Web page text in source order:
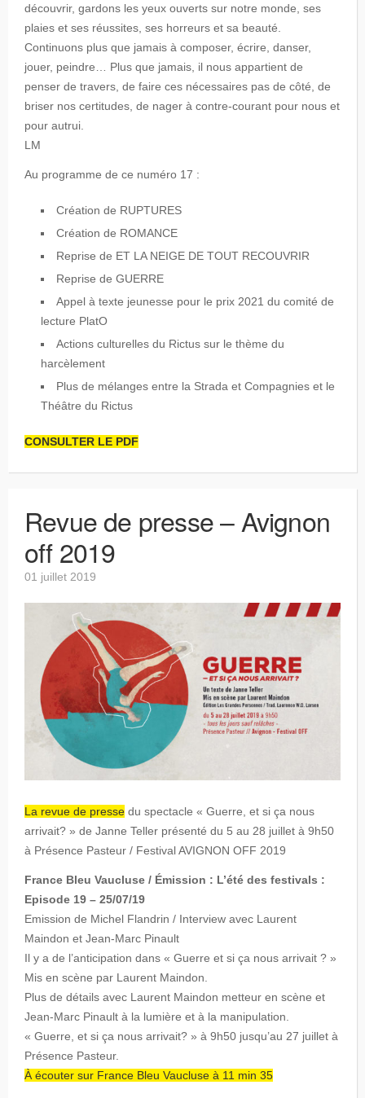
découvrir, gardons les yeux ouverts sur notre monde, ses
plaies et ses réussites, ses horreurs et sa beauté.
Continuons plus que jamais à composer, écrire, danser,
jouer, peindre… Plus que jamais, il nous appartient de
penser de travers, de faire ces nécessaires pas de côté, de
briser nos certitudes, de nager à contre-courant pour nous et
pour autrui.
LM
Au programme de ce numéro 17 :
Création de RUPTURES
Création de ROMANCE
Reprise de ET LA NEIGE DE TOUT RECOUVRIR
Reprise de GUERRE
Appel à texte jeunesse pour le prix 2021 du comité de
lecture PlatO
Actions culturelles du Rictus sur le thème du
harcèlement
Plus de mélanges entre la Strada et Compagnies et le
Théâtre du Rictus
CONSULTER LE PDF
Revue de presse – Avignon
off 2019
01 juillet 2019
La revue de presse du spectacle « Guerre, et si ça nous
arrivait? » de Janne Teller présenté du 5 au 28 juillet à 9h50
à Présence Pasteur / Festival AVIGNON OFF 2019
France Bleu Vaucluse / Émission : L’été des festivals :
Episode 19 – 25/07/19
Emission de Michel Flandrin / Interview avec Laurent
Maindon et Jean-Marc Pinault
Il y a de l’anticipation dans « Guerre et si ça nous arrivait ? »
Mis en scène par Laurent Maindon.
Plus de détails avec Laurent Maindon metteur en scène et
Jean-Marc Pinault à la lumière et à la manipulation.
« Guerre, et si ça nous arrivait? » à 9h50 jusqu’au 27 juillet à
Présence Pasteur.
À écouter sur France Bleu Vaucluse à 11 min 35